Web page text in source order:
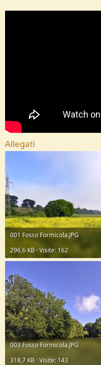
Allegati
001 Fosso Formicola.JPG
296,6 KB · Visite: 162
003 Fosso Formicola.JPG
318,7 KB · Visite: 143